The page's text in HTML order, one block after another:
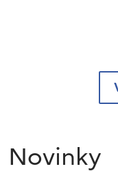
Novinky